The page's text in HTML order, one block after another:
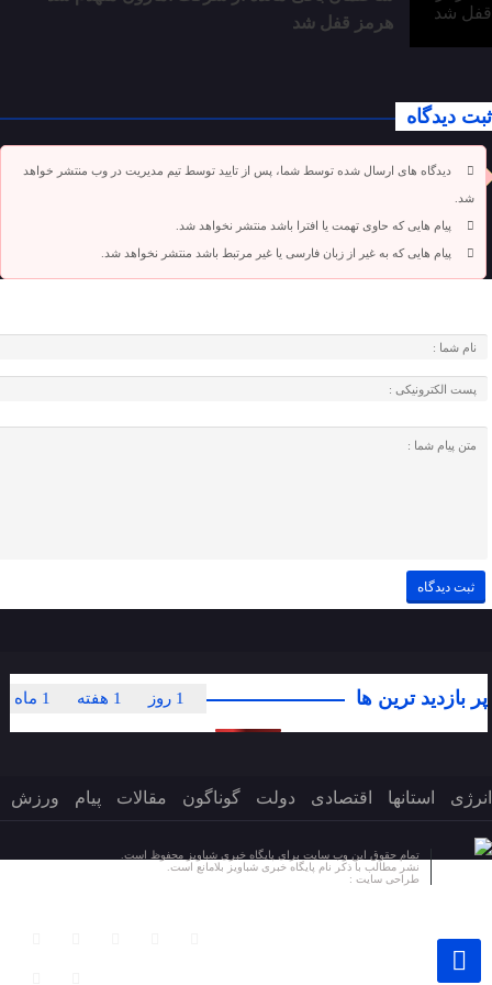
هرمز قفل شد
ثبت دیدگاه
دیدگاه های ارسال شده توسط شما، پس از تایید توسط تیم مدیریت در وب منتشر خواهد
شد.
پیام هایی که حاوی تهمت یا افترا باشد منتشر نخواهد شد.
پیام هایی که به غیر از زبان فارسی یا غیر مرتبط باشد منتشر نخواهد شد.
پر بازدید ترین ها 1 ماه 1 هفته 1 روز
انرژی استانها اقتصادی دولت گوناگون مقالات پیام ورزش
تمام حقوق این وب سایت برای پایگاه خبری شباویز محفوظ است.
نشر مطالب با ذکر نام پایگاه خبری شباویز بلامانع است.
طراحی سایت :